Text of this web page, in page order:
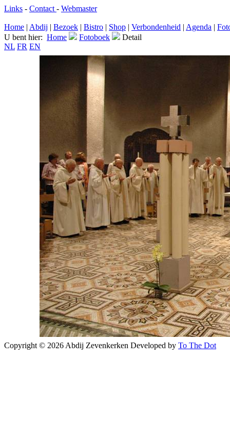
Links - Contact - Webmaster
Home | Abdij | Bezoek | Bistro | Shop | Verbondenheid | Agenda |
U bent hier: Home Fotoboek
Detail
NL FR EN
Copyright © 2026 Abdij Zevenkerken Developed by To The Dot